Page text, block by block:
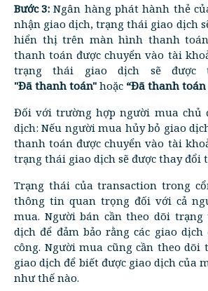
Bước 3: Ngân hàng phát hành thẻ
nhận giao dịch, trạng thái giao dịch
hiển thị trên màn hình thanh
thanh toán được chuyển vào tài
trạng thái giao dịch sẽ được
"Đã thanh toán" hoặc “Đã thanh
Đối với trường hợp người mua chủ
dịch: Nếu người mua hủy bỏ giao
thanh toán được chuyển vào tài
trạng thái giao dịch sẽ được thay đổi
Trạng thái của transaction trong
thông tin quan trọng đối với cả
mua. Người bán cần theo dõi trạng
dịch để đảm bảo rằng các giao
công. Người mua cũng cần theo dõi
giao dịch để biết được giao dịch của
như thế nào.